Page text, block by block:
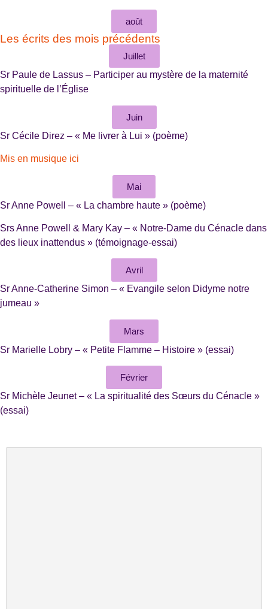
août
Les écrits des mois précédents
Juillet
Sr Paule de Lassus – Participer au mystère de la maternité
spirituelle de l’Église
Juin
Sr Cécile Direz – « Me livrer à Lui » (poème)
Mis en musique ici
Mai
Sr Anne Powell – « La chambre haute » (poème)
Srs Anne Powell & Mary Kay – « Notre-Dame du Cénacle dans
des lieux inattendus » (témoignage-essai)
Avril
Sr Anne-Catherine Simon – « Evangile selon Didyme notre
jumeau »
Mars
Sr Marielle Lobry – « Petite Flamme – Histoire » (essai)
Février
Sr Michèle Jeunet – « La spiritualité des Sœurs du Cénacle »
(essai)